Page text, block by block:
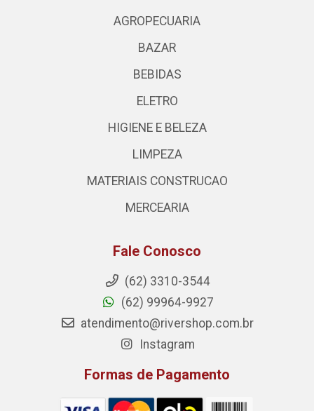
AGROPECUARIA
BAZAR
BEBIDAS
ELETRO
HIGIENE E BELEZA
LIMPEZA
MATERIAIS CONSTRUCAO
MERCEARIA
Fale Conosco
(62) 3310-3544
(62) 99964-9927
atendimento@rivershop.com.br
Instagram
Formas de Pagamento